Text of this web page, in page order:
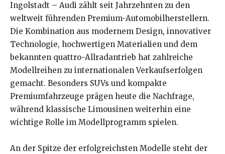
Ingolstadt – Audi zählt seit Jahrzehnten zu den
weltweit führenden Premium-Automobilherstellern.
Die Kombination aus modernem Design, innovativer
Technologie, hochwertigen Materialien und dem
bekannten quattro-Allradantrieb hat zahlreiche
Modellreihen zu internationalen Verkaufserfolgen
gemacht. Besonders SUVs und kompakte
Premiumfahrzeuge prägen heute die Nachfrage,
während klassische Limousinen weiterhin eine
wichtige Rolle im Modellprogramm spielen.
An der Spitze der erfolgreichsten Modelle steht der